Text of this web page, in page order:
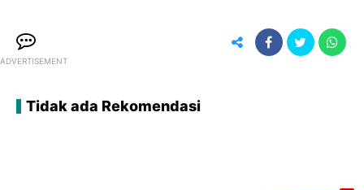
ADVERTISEMENT
Tidak ada Rekomendasi